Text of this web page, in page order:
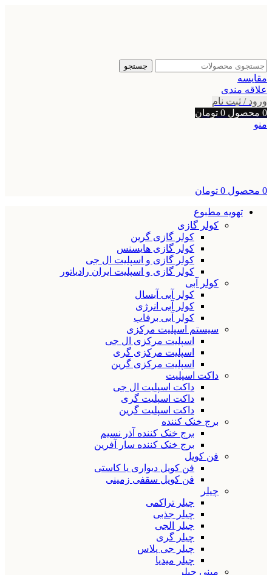
جستجو
مقایسه
علاقه مندی
ورود / ثبت نام
0 محصول 0 تومان
منو
0 محصول 0 تومان
تهویه مطبوع
کولر گازی
کولر گازی گرین
کولر گازی هایسنس
کولر گازی و اسپلیت ال جی
کولر گازی و اسپلیت ایران رادیاتور
کولر آبی
کولر آبی آبسال
کولر آبی انرژی
کولر آبی برفاب
سیستم اسپلیت مرکزی
اسپلیت مرکزی ال جی
اسپلیت مرکزی گری
اسپلیت مرکزی گرین
داکت اسپلیت
داکت اسپلیت ال جی
داکت اسپلیت گری
داکت اسپلیت گرین
برج خنک کننده
برج خنک کننده آذر نسیم
برج خنک کننده سار آفرین
فن کویل
فن کویل دیواری یا کاستی
فن کویل سقفی زمینی
چیلر
چیلر تراکمی
چیلر جذبی
چیلر الجی
چیلر گری
چیلر جی پلاس
چیلر میدیا
مینی چیلر